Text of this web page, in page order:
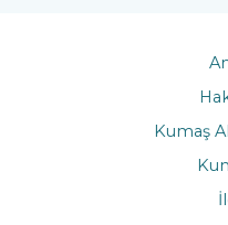
Kumaş